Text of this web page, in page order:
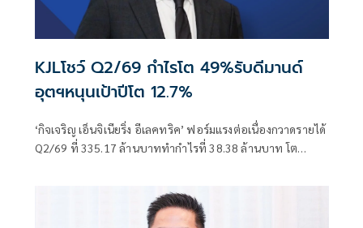
KJLโชว์ Q2/69 กำไรโต 49%รับดีมานด์
อุตฯหนุนเป้าปีโต 12.7%
‘กิจเจริญ เอ็นจิเนียริ่ง อีเลคทริค’ ฟอร์มแรงต่อเนื่องกวาดรายได้
Q2/69 ที่ 335.17 ล้านบาททำกำไรที่ 38.38 ล้านบาท โต